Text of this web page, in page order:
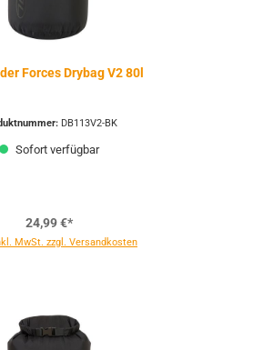
Forces Drybag V2 80l
DB113V2-BK
Sofort verfügbar
24,99 €*
MwSt. zzgl. Versandkosten